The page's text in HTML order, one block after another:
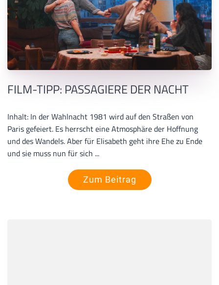
FILM-TIPP: PASSAGIERE DER NACHT
Inhalt: In der Wahlnacht 1981 wird auf den Straßen von
Paris gefeiert. Es herrscht eine Atmosphäre der Hoffnung
und des Wandels. Aber für Elisabeth geht ihre Ehe zu Ende
und sie muss nun für sich ...
Zum Beitrag